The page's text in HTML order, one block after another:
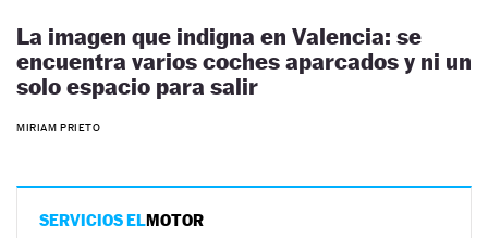
La imagen que indigna en Valencia: se
encuentra varios coches aparcados y ni un
solo espacio para salir
MIRIAM PRIETO
SERVICIOS ELMOTOR